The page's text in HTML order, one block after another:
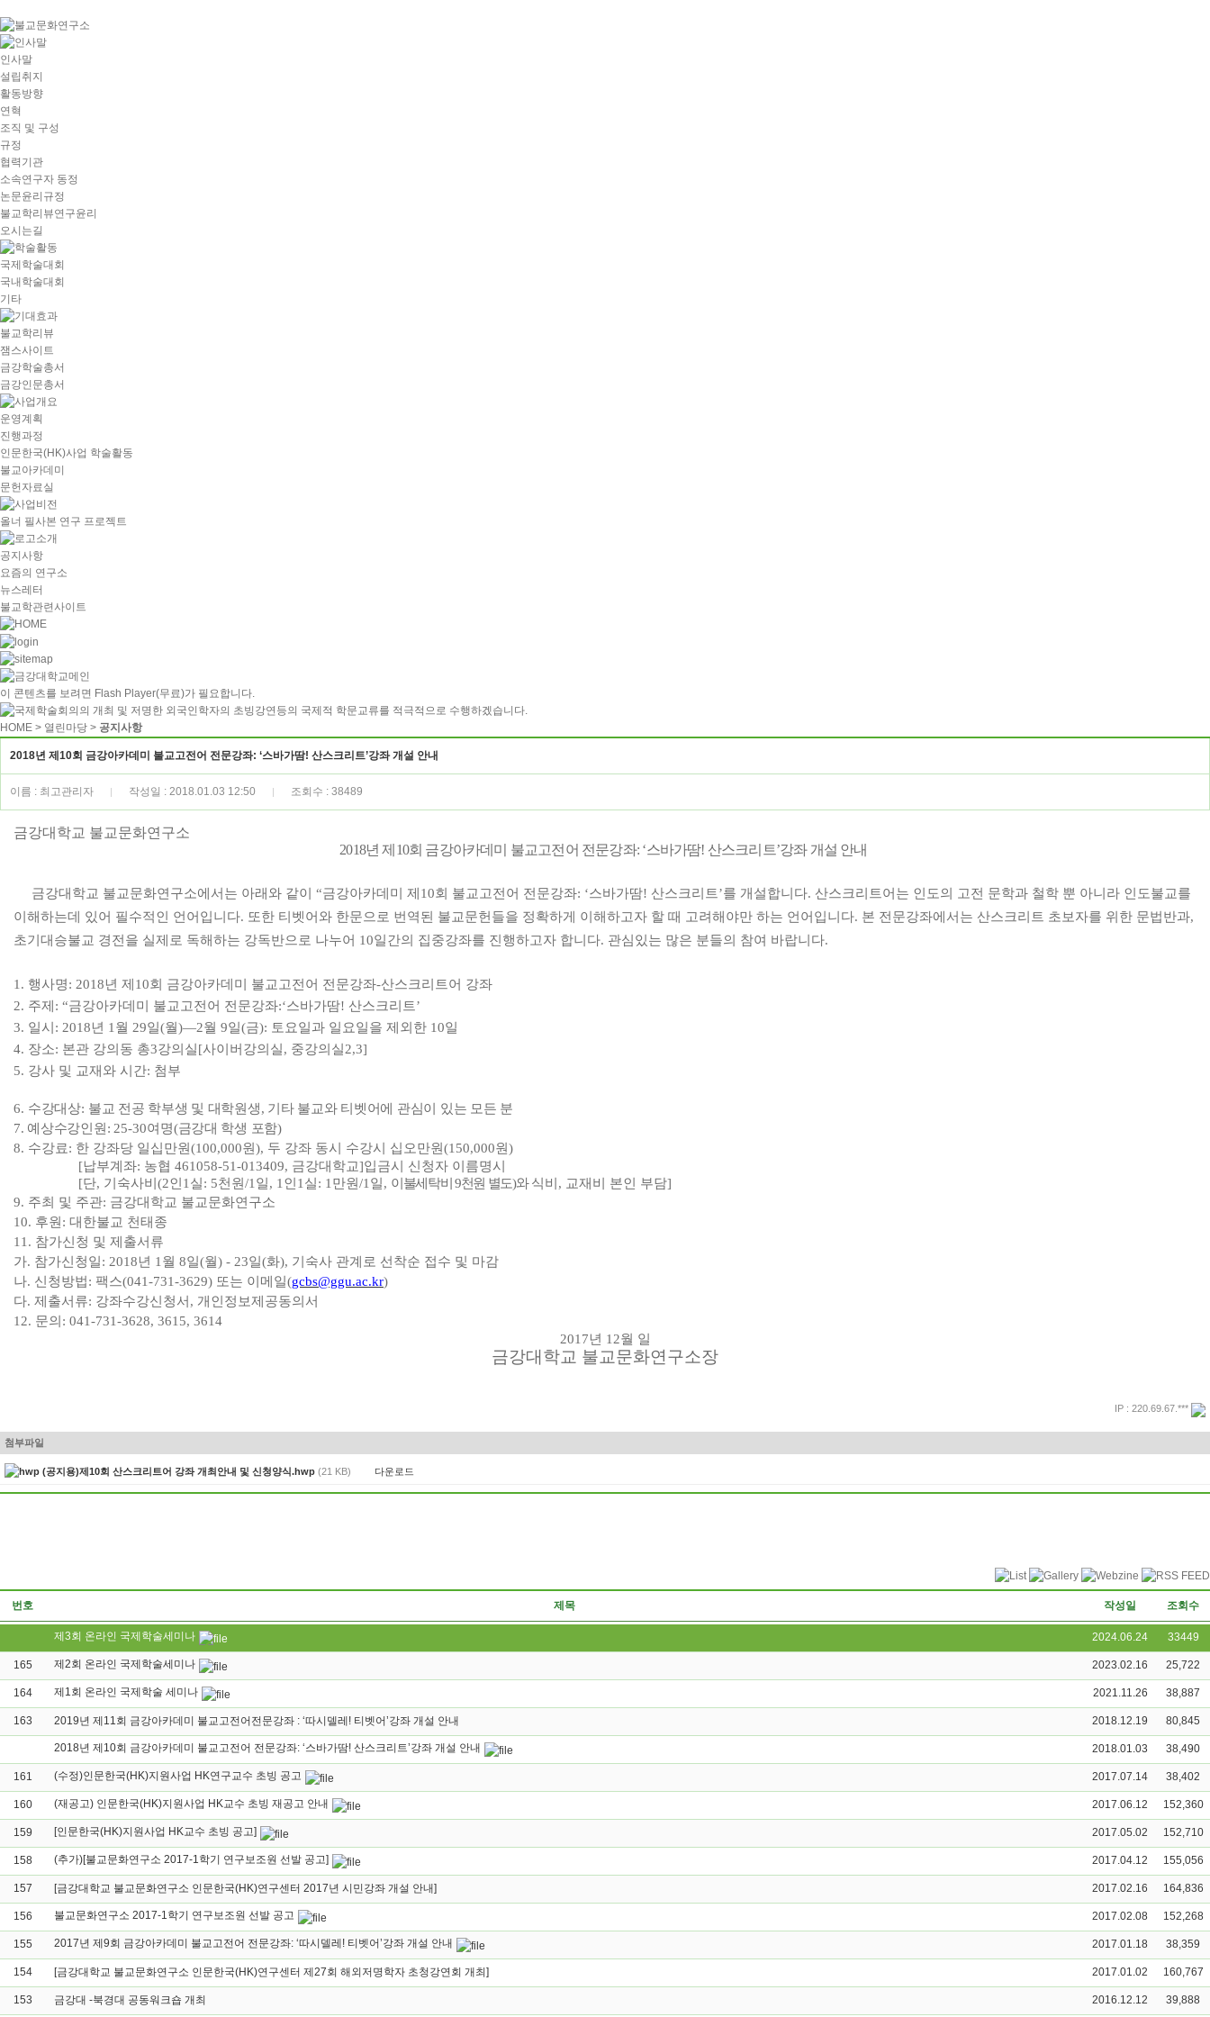
Local
Navigation
goto
Service
goto
copyright
인사말
설립취지
활동방향
연혁
조직 및 구성
규정
협력기관
소속연구자 동정
논문윤리규정
불교학리뷰연구윤리
오시는길
국제학술대회
국내학술대회
기타
불교학리뷰
잼스사이트
금강학술총서
금강인문총서
운영계획
진행과정
인문한국(HK)사업 학술활동
불교아카데미
문헌자료실
올너 필사본 연구 프로젝트
공지사항
요즘의 연구소
뉴스레터
불교학관련사이트
이 콘텐츠를 보려면 Flash Player(무료)가 필요합니다.
HOME > 열린마당 > 공지사항
2018년 제10회 금강아카데미 불교고전어 전문강좌: ‘스바가땀! 산스크리트’강좌 개설 안내
이름 : 최고관리자 작성일 : 2018.01.03 12:50 조회수 : 38489
금강대학교 불교문화연구소
2018년 제 10회 금강아카데미 불교고전어 전문강좌: ‘스바가땀! 산스크리트’강좌 개설 안내
금강대학교 불교문화연구소에서는 아래와 같이 “금강아카데미 제 10회 불교고전어 전문강좌: ‘스바가땀! 산스크리트’를 개설합니다. 산스크리트어는 인도의 고전 문학과 철학 뿐 아니라 인도불교를
이해하는데 있어 필수적인 언어입니다. 또한 티벳어와 한문으로 번역된 불교문헌들을 정확하게 이해하고자 할 때 고려해야만 하는 언어입니다. 본 전문강좌에서는 산스크리트 초보자를 위한 문법반과,
초기대승불교 경전을 실제로 독해하는 강독반으로 나누어 10일간의 집중강좌를 진행하고자 합니다. 관심있는 많은 분들의 참여 바랍니다.
1. 행사명: 2018년 제10회 금강아카데미 불교고전어 전문강좌-산스크리트어 강좌
2. 주제: “금강아카데미 불교고전어 전문강좌:‘스바가땀! 산스크리트’
3. 일시: 2018년 1월 29일(월)―2월 9일(금): 토요일과 일요일을 제외한 10일
4. 장소: 본관 강의동 총3강의실[사이버강의실, 중강의실2,3]
5. 강사 및 교재와 시간: 첨부
6. 수강대상: 불교 전공 학부생 및 대학원생, 기타 불교와 티벳어에 관심이 있는 모든 분
7. 예상수강인원:25-30여명(금강대 학생 포함)
8. 수강료: 한 강좌당 일십만원(100,000원), 두 강좌 동시 수강시 십오만원(150,000원)
[납부계좌: 농협 461058-51-013409, 금강대학교]입금시 신청자 이름명시
[단, 기숙사비 (2인1실: 5천원/1일, 1인1실: 1만원/1일, 이불세탁비 9천원 별도)와 식비 , 교재비 본인 부담]
9. 주최 및 주관: 금강대학교 불교문화연구소
10. 후원: 대한불교 천태종
11. 참가신청 및 제출서류
가. 참가신청일: 2018년 1월 8일(월) - 23일(화), 기숙사 관계로 선착순 접수 및 마감
나. 신청방법: 팩스(041-731-3629) 또는 이메일(gcbs@ggu.ac.kr)
다. 제출서류: 강좌수강신청서 , 개인정보제공동의서
12. 문의 : 041-731-3628, 3615, 3614
2017년 12월 일
금강대학교 불교문화연구소장
IP : 220.69.67.***
첨부파일
(공지용)제10회 산스크리트어 강좌 개최안내 및 신청양식.hwp (21 KB) 다운로드
번호 제목 작성일 조회수
제3회 온라인 국제학술세미나 2024.06.24 33449
165 제2회 온라인 국제학술세미나 2023.02.16 25,722
164 제1회 온라인 국제학술 세미나 2021.11.26 38,887
163 2019년 제11회 금강아카데미 불교고전어전문강좌 : ‘따시델레! 티벳어’강좌 개설 안내 2018.12.19 80,845
2018년 제10회 금강아카데미 불교고전어 전문강좌: ‘스바가땀! 산스크리트’강좌 개설 안내 2018.01.03 38,490
161 (수정)인문한국(HK)지원사업 HK연구교수 초빙 공고 2017.07.14 38,402
160 (재공고) 인문한국(HK)지원사업 HK교수 초빙 재공고 안내 2017.06.12 152,360
159 [인문한국(HK)지원사업 HK교수 초빙 공고] 2017.05.02 152,710
158 (추가)[불교문화연구소 2017-1학기 연구보조원 선발 공고] 2017.04.12 155,056
157 [금강대학교 불교문화연구소 인문한국(HK)연구센터 2017년 시민강좌 개설 안내] 2017.02.16 164,836
156 불교문화연구소 2017-1학기 연구보조원 선발 공고 2017.02.08 152,268
155 2017년 제9회 금강아카데미 불교고전어 전문강좌: ‘따시델레! 티벳어’강좌 개설 안내 2017.01.18 38,359
154 [금강대학교 불교문화연구소 인문한국(HK)연구센터 제27회 해외저명학자 초청강연회 개최] 2017.01.02 160,767
153 금강대 -북경대 공동워크숍 개최 2016.12.12 39,888